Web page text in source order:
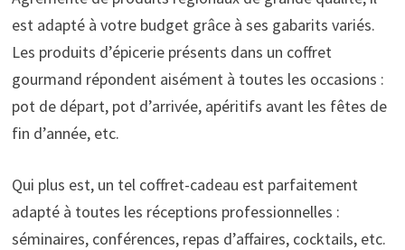
est adapté à votre budget grâce à ses gabarits variés.
Les produits d’épicerie présents dans un coffret
gourmand répondent aisément à toutes les occasions :
pot de départ, pot d’arrivée, apéritifs avant les fêtes de
fin d’année, etc.
Qui plus est, un tel coffret-cadeau est parfaitement
adapté à toutes les réceptions professionnelles :
séminaires, conférences, repas d’affaires, cocktails, etc.